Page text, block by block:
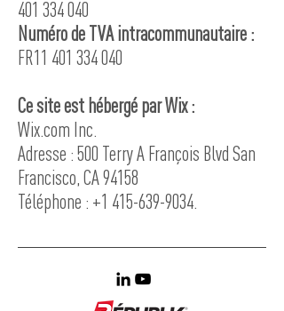
401 334 040
Numéro de TVA intracommunautaire :
FR11 401 334 040
Ce site est hébergé par Wix :
Wix.com Inc.
Adresse : 500 Terry A François Blvd San
Francisco, CA 94158
Téléphone : +1 415-639-9034.